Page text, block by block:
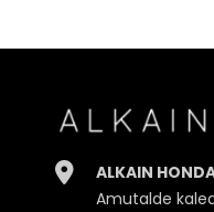
Alto
Peso
ALKAIN
Amutalde